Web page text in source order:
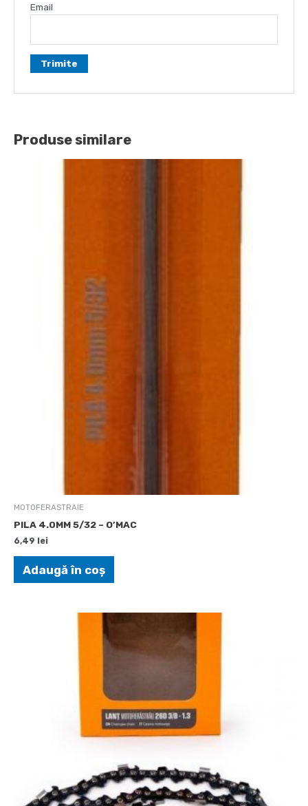
Email
Produse similare
MOTOFERASTRAIE
PILA 4.0MM 5/32 – O’MAC
6,49 lei
Adaugă în coș